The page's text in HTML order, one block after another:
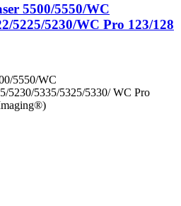
5500/5550/WC
5225/5230/WC Pro 123/128
5550/WC
5230/5335/5325/5330/ WC Pro